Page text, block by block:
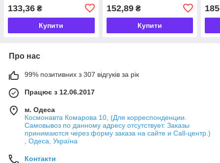
133,36 ₴
Купити
152,89₴
Купити
Про нас
99% позитивних з 307 відгуків за рік
Працює з 12.06.2017
м. Одеса
Космонавта Комарова 10, (Для корреспонденции.
Самовывоз по данному адресу отсутствует. Заказы
принимаются через форму заказа на сайте и Call-центр.)
, Одеса, Україна
Контакти